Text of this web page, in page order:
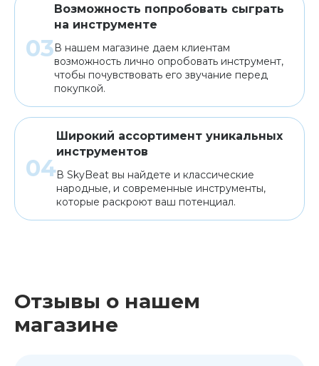
Возможность попробовать сыграть
на инструменте
В нашем магазине даем клиентам
возможность лично опробовать инструмент,
чтобы почувствовать его звучание перед
покупкой.
Широкий ассортимент уникальных
инструментов
В SkyBeat вы найдете и классические
народные, и современные инструменты,
которые раскроют ваш потенциал.
Отзывы о нашем
магазине